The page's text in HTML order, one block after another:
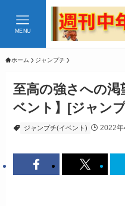
MENU
ホーム ジャンプチ
至高の強さへの渇
ベント】[ジャン
ジャンプチ(イベント) 2022年